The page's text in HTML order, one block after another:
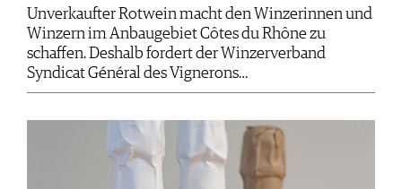
Unverkaufter Rotwein macht den Winzerinnen und
Winzern im Anbaugebiet Côtes du Rhône zu
schaffen. Deshalb fordert der Winzerverband
Syndicat Général des Vignerons…